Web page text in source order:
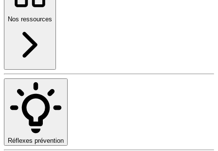
Nos ressources
Réflexes prévention